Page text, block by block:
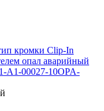
кромки Clip-In
опал аварийный
A1-00027-10OPA-